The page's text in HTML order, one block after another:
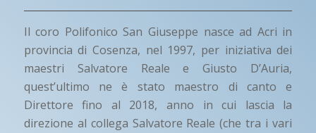
Il coro Polifonico San Giuseppe nasce ad Acri in
provincia di Cosenza, nel 1997, per iniziativa dei
maestri Salvatore Reale e Giusto D’Auria,
quest’ultimo ne è stato maestro di canto e
Direttore fino al 2018, anno in cui lascia la
direzione al collega Salvatore Reale (che tra i vari